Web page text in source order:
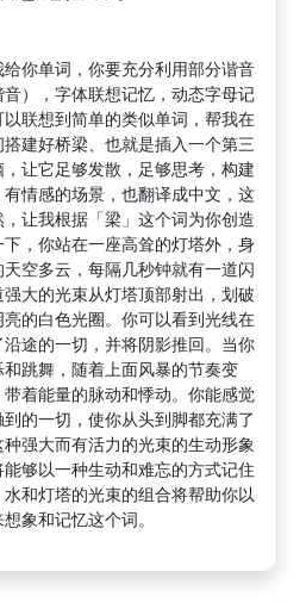
你单词，你要充分利用部分谐音
），字体联想记忆，动态字母记
联想到简单的类似单词，帮我在
建好桥梁、也就是插入一个第三
让它足够发散，足够思考，构建
情感的场景，也翻译成中文，这
让我根据「梁」这个词为你创造
，你站在一座高耸的灯塔外，身
空多云，每隔几秒钟就有一道闪
大的光束从灯塔顶部射出，划破
的白色光圈。你可以看到光线在
途的一切，并将阴影推回。当你
跳舞，随着上面风暴的节奏变
着能量的脉动和悸动。你能感觉
的一切，使你从头到脚都充满了
强大而有活力的光束的生动形象
够以一种生动和难忘的方式记住
水和灯塔的光束的组合将帮助你以
象和记忆这个词。